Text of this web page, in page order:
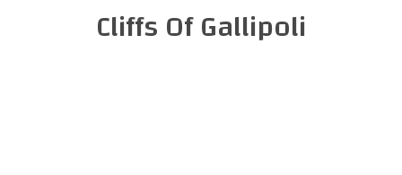
Cliffs Of Gallipoli